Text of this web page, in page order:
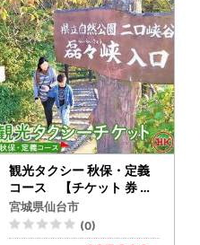
観光タクシー 秋保・定義
コース 【チケット 券 人
気 おすすめ 】
宮城県仙台市
(0)